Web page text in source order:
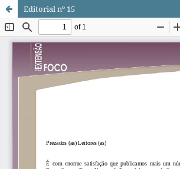
Editorial nº 15